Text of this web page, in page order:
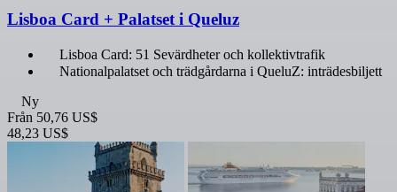
Lisboa Card + Palatset i Queluz
Lisboa Card: 51 Sevärdheter och kollektivtrafik
Nationalpalatset och trädgårdarna i QueluZ: inträdesbiljett
Ny
Från 50,76 US$
48,23 US$